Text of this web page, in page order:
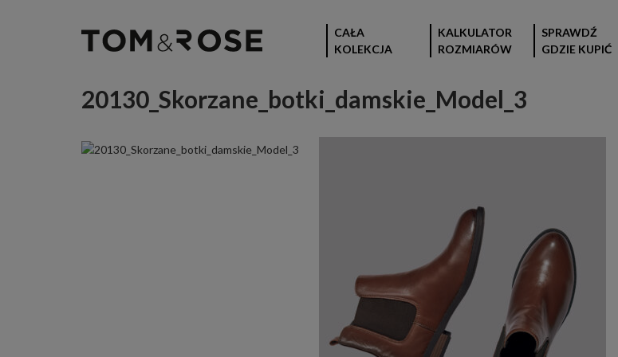
CAŁA
KOLEKCJA
KALKULATOR
ROZMIARÓW
SPRAWDŹ
GDZIE KUPIĆ
20130_Skorzane_botki_damskie_Model_3